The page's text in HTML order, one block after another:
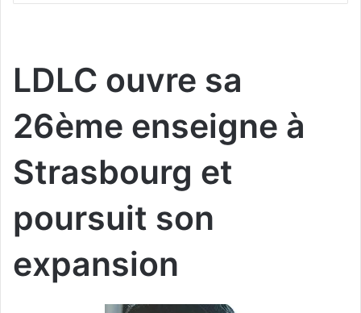
LDLC ouvre sa
26ème enseigne à
Strasbourg et
poursuit son
expansion